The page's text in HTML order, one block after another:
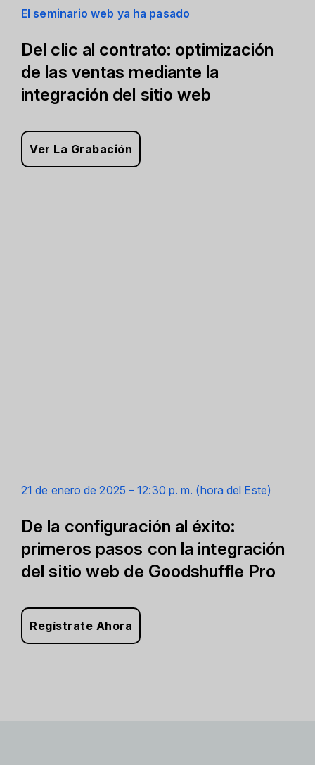
El seminario web ya ha pasado
Del clic al contrato: optimización
de las ventas mediante la
integración del sitio web
Ver La Grabación
21 de enero de 2025 –12:30 p. m. (hora del Este)
De la configuración al éxito:
primeros pasos con la integración
del sitio web de Goodshuffle Pro
Regístrate Ahora